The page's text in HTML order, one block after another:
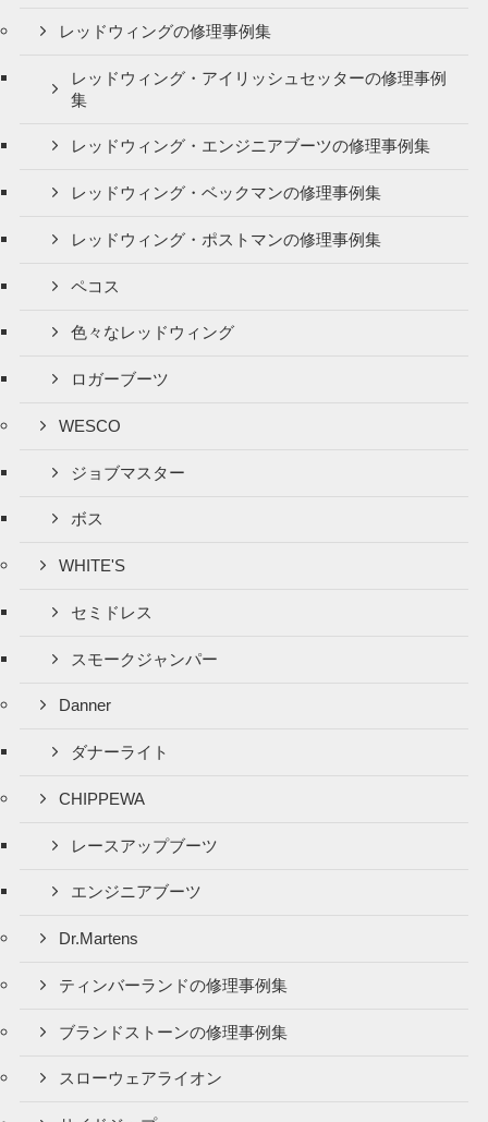
レッドウィングの修理事例集
レッドウィング・アイリッシュセッターの修理事例
集
レッドウィング・エンジニアブーツの修理事例集
レッドウィング・ベックマンの修理事例集
レッドウィング・ポストマンの修理事例集
ペコス
色々なレッドウィング
ロガーブーツ
WESCO
ジョブマスター
ボス
WHITE'S
セミドレス
スモークジャンパー
Danner
ダナーライト
CHIPPEWA
レースアップブーツ
エンジニアブーツ
Dr.Martens
ティンバーランドの修理事例集
ブランドストーンの修理事例集
スローウェアライオン